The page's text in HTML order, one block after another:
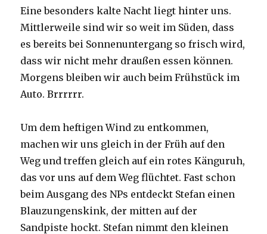
Eine besonders kalte Nacht liegt hinter uns.
Mittlerweile sind wir so weit im Süden, dass
es bereits bei Sonnenuntergang so frisch wird,
dass wir nicht mehr draußen essen können.
Morgens bleiben wir auch beim Frühstück im
Auto. Brrrrrr.
Um dem heftigen Wind zu entkommen,
machen wir uns gleich in der Früh auf den
Weg und treffen gleich auf ein rotes Känguruh,
das vor uns auf dem Weg flüchtet. Fast schon
beim Ausgang des NPs entdeckt Stefan einen
Blauzungenskink, der mitten auf der
Sandpiste hockt. Stefan nimmt den kleinen